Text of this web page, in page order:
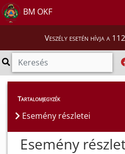
BM OKF
Veszély esetén hívja a
Esemény részletei
Tartalomjegyzék
Esemény részletei
Esemény